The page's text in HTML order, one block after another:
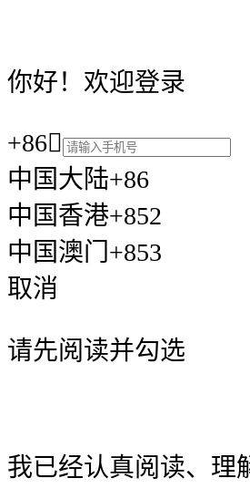
你好！欢迎登录
+86
中国大陆+86
中国香港+852
中国澳门+853
取消
请先阅读并勾选
我已经认真阅读、理